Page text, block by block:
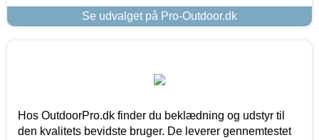
Se udvalget på Pro-Outdoor.dk
Hos OutdoorPro.dk finder du beklædning og udstyr til
den kvalitets bevidste bruger. De leverer gennemtestet